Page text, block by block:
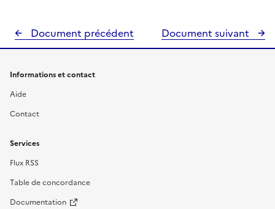
Document précédent Document suivant
Informations et contact
Aide
Contact
Services
Flux RSS
Table de concordance
Documentation